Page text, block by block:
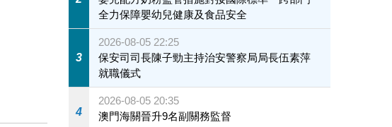
全力保障嬰幼兒健康及食品安全
3
2026-08-05 22:25
保安司司長陳子勁主持治安警察局局長伍素萍
就職儀式
4
2026-08-05 20:35
澳門海關晉升9名副關務監督